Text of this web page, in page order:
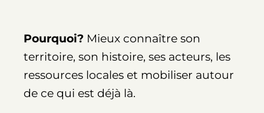
Pourquoi? Mieux connaître son
territoire, son histoire, ses acteurs, les
ressources locales et mobiliser autour
de ce qui est déjà là.